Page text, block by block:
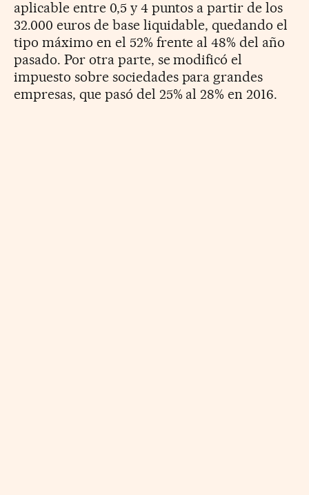
aplicable entre 0,5 y 4 puntos a partir de los
32.000 euros de base liquidable, quedando el
tipo máximo en el 52% frente al 48% del año
pasado. Por otra parte, se modificó el
impuesto sobre sociedades para grandes
empresas, que pasó del 25% al 28% en 2016.